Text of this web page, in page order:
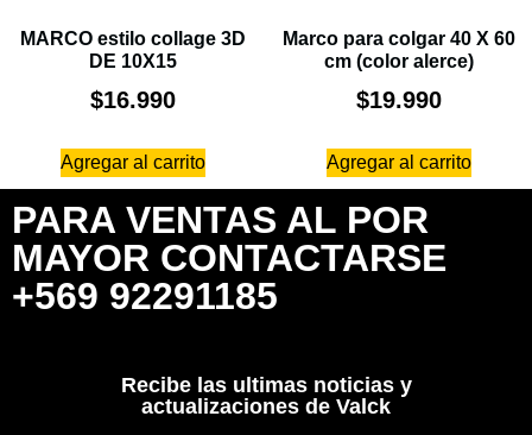
MARCO estilo collage 3D
DE 10X15
$16.990
Agregar al carrito
Marco para colgar 40 X 60
cm (color alerce)
$19.990
Agregar al carrito
PARA VENTAS AL POR
MAYOR CONTACTARSE
+569 92291185
Recibe las ultimas noticias y
actualizaciones de Valck